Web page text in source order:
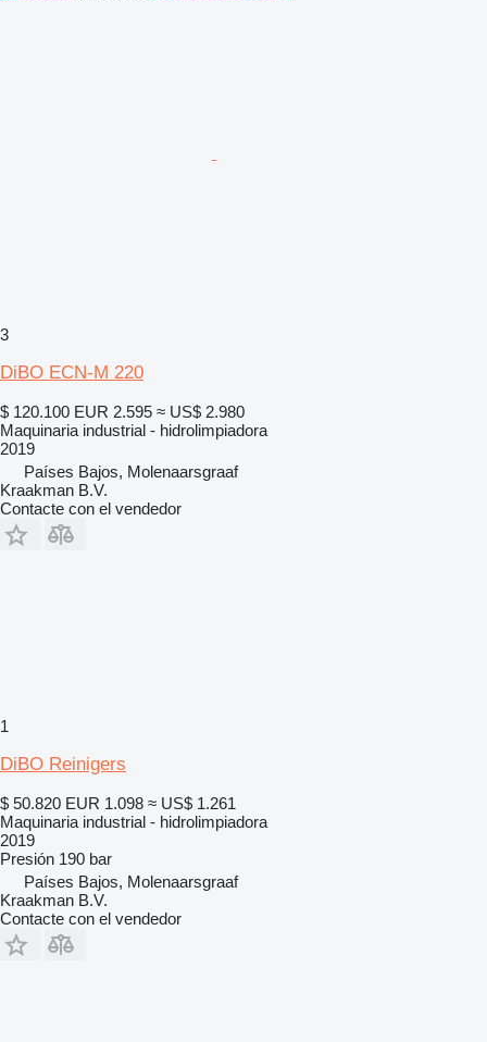
3
DiBO ECN-M 220
$ 120.100 EUR 2.595 ≈ US$ 2.980
Maquinaria industrial - hidrolimpiadora
2019
Países Bajos, Molenaarsgraaf
Kraakman B.V.
Contacte con el vendedor
1
DiBO Reinigers
$ 50.820 EUR 1.098 ≈ US$ 1.261
Maquinaria industrial - hidrolimpiadora
2019
Presión 190 bar
Países Bajos, Molenaarsgraaf
Kraakman B.V.
Contacte con el vendedor